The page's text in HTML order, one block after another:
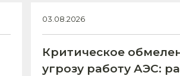
03.08.2026
Критическое
угрозу работу АЭС: